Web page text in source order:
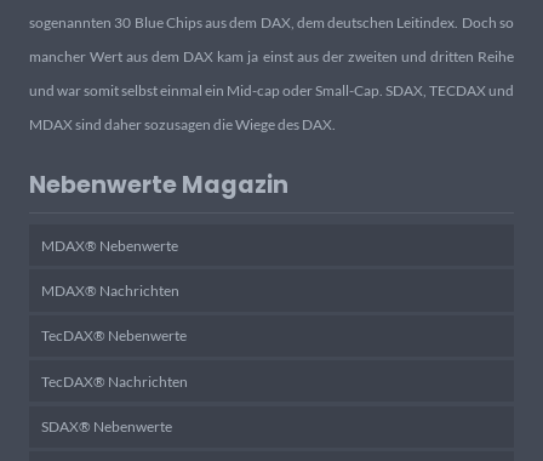
sogenannten 30 Blue Chips aus dem DAX, dem deutschen Leitindex. Doch so
mancher Wert aus dem DAX kam ja einst aus der zweiten und dritten Reihe
und war somit selbst einmal ein Mid-cap oder Small-Cap. SDAX, TECDAX und
MDAX sind daher sozusagen die Wiege des DAX.
Nebenwerte Magazin
MDAX® Nebenwerte
MDAX® Nachrichten
TecDAX® Nebenwerte
TecDAX® Nachrichten
SDAX® Nebenwerte